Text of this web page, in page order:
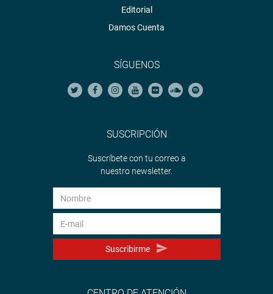
Editorial
Damos Cuenta
SÍGUENOS
SUSCRIPCIÓN
Suscríbete con tu correo a
nuestro newsletter.
Suscribirme